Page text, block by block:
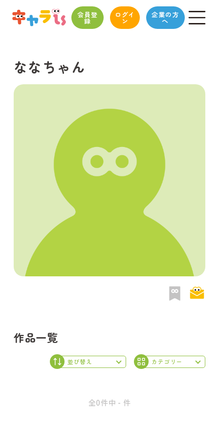
会員登
録
ログイ
ン
企業の方
へ
ななちゃん
作品一覧
全0件中 - 件